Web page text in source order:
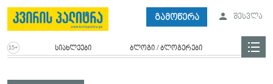
გამოწერა შესვლა
სიახლეები ბლოგი / ბლოგერები